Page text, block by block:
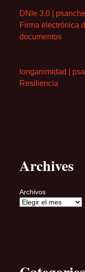
DNIe 3.0 |
Firma electrónica
documentos
longanimidad |
Resiliencia
Archives
Archivos